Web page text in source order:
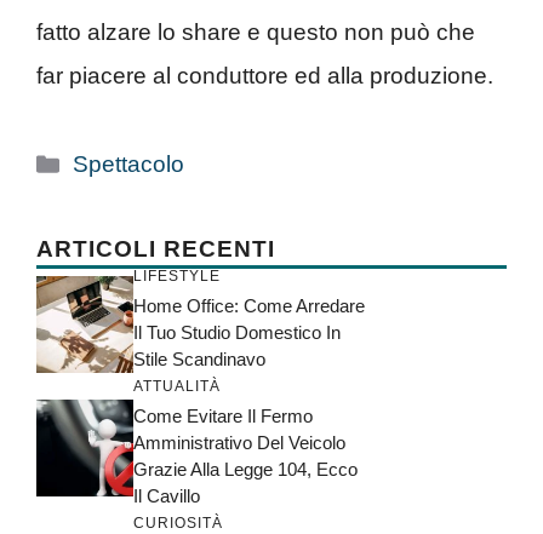
fatto alzare lo share e questo non può che
far piacere al conduttore ed alla produzione.
Categorie
Spettacolo
ARTICOLI RECENTI
LIFESTYLE
Home Office: Come Arredare
Il Tuo Studio Domestico In
Stile Scandinavo
ATTUALITÀ
Come Evitare Il Fermo
Amministrativo Del Veicolo
Grazie Alla Legge 104, Ecco
Il Cavillo
CURIOSITÀ